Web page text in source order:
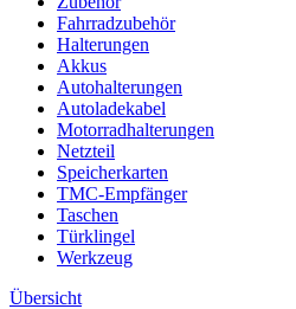
Fahrradzubehör
Halterungen
Akkus
Autohalterungen
Autoladekabel
Motorradhalterungen
Netzteil
Speicherkarten
TMC-Empfänger
Taschen
Türklingel
Werkzeug
Übersicht